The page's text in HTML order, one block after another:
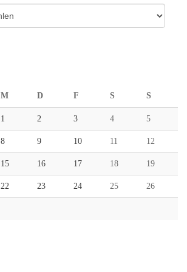
M D F S S
1 2 3 4 5
8 9 10 11 12
15 16 17 18 19
22 23 24 25 26